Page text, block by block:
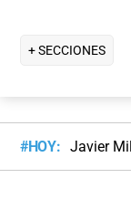
+ SECCIONES
#HOY: Javier